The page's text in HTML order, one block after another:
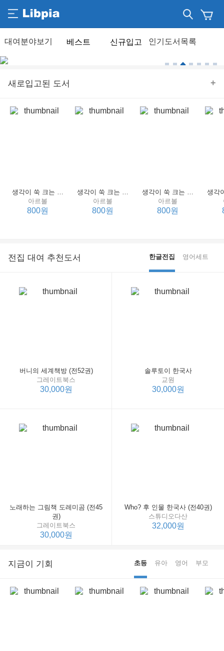
베스트 신규입고
새로입고된 도서 +
생각이 쑥 크는 세계 명작 4 : 언어 편
아르볼
800원
생각이 쑥 크는 세계 명작 3 : 언어 편
아르볼
800원
생각이 쑥 크는 세계 명작 2 : 언어 편
아르볼
800원
전집 대여 추천도서 한글전집 영어세트
버니의 세계책방 (전52권)
그레이트북스
30,000원
솔루토이 한국사
교원
30,000원
노래하는 그림책 도레미곰 (전45
권)
그레이트북스
30,000원
Who? 후 인물 한국사 (전40권)
스튜디오다산
32,000원
지금이 기회 초등 유아 영어 부모